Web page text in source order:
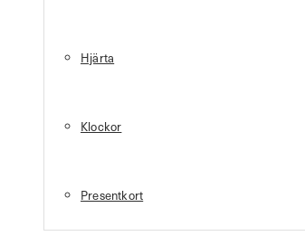
Hjärta
Klockor
Presentkort